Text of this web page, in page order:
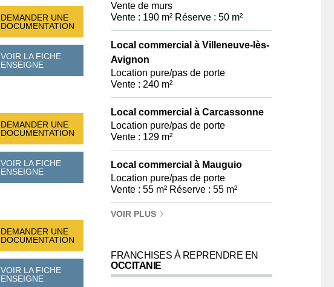
DEMANDER UNE
DOCUMENTATION
VOIR LA FICHE
ENSEIGNE
DEMANDER UNE
DOCUMENTATION
VOIR LA FICHE
ENSEIGNE
DEMANDER UNE
DOCUMENTATION
VOIR LA FICHE
ENSEIGNE
Vente de murs
Vente : 190 m² Réserve : 50 m²
Local commercial à Villeneuve-lès-
Avignon
Location pure/pas de porte
Vente : 240 m²
Local commercial à Carcassonne
Location pure/pas de porte
Vente : 129 m²
Local commercial à Mauguio
Location pure/pas de porte
Vente : 55 m² Réserve : 55 m²
VOIR PLUS
FRANCHISES À REPRENDRE EN
OCCITANIE